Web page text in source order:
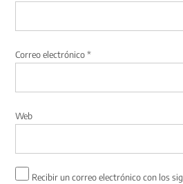
Correo electrónico*
Web
Recibir un correo electrónico con los